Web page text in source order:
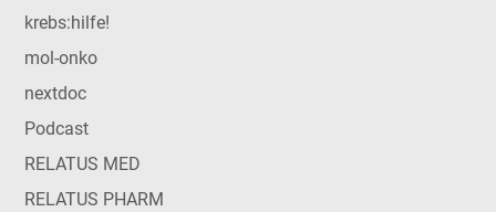
krebs:hilfe!
mol-onko
nextdoc
Podcast
RELATUS MED
RELATUS PHARM